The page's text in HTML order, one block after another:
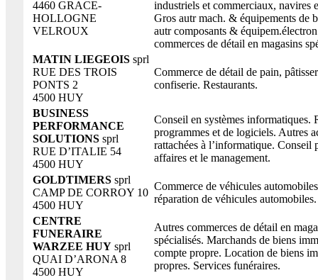
4460 GRACE-
HOLLOGNE
VELROUX
industriels et commerciaux, navires
Gros autr mach. & équipements de
autr composants &
commerces de détail en magasins
MATIN LIEGEOIS sprl
RUE DES TROIS
PONTS 2
4500 HUY
Commerce de détail de pain,
confiserie. Restaurants.
BUSINESS
PERFORMANCE
SOLUTIONS sprl
RUE D’ITALIE 54
4500 HUY
Conseil en systèmes informatiques.
programmes et de logiciels. Autres
rattachées à l’informatique. Conseil
affaires et le management.
GOLDTIMERS sprl
CAMP DE CORROY 10
4500 HUY
Commerce de véhicules
réparation de véhicules automobiles.
CENTRE
FUNERAIRE
WARZEE HUY sprl
QUAI D’ARONA 8
4500 HUY
Autres commerces de détail en
spécialisés. Marchands de biens
compte propre. Location de biens
propres. Services funéraires.